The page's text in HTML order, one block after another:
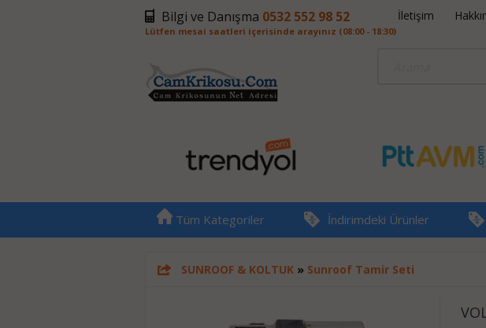
Bilgi ve Danışma 0532 552 98 52
Lütfen mesai saatleri içerisinde arayınız (08:00 - 18:30)
İletişim
Tüm Kategoriler İndirimdeki Ürünler
SUNROOF & KOLTUK» Sunroof Tamir Seti